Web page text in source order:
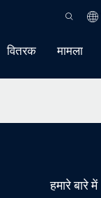
वितरक मामला
हमारे बारे में